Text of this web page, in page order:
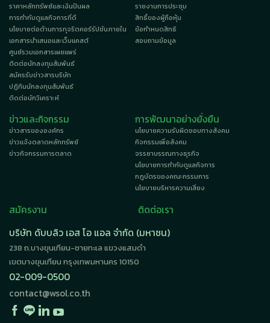
ราคาหลักทรัพย์และเงินปันผล
การกำกับดูแลกิจการที่ดี
นโยบายต่อต้านการทุจริตคอร์รัปชันภายใน
เอกสารนำเสนอและเว็บแคสต์
ศูนย์รวมเอกสารเผยแพร่
ติดต่อนักลงทุนสัมพันธ์
สมัครรับข่าวสารบริษัท
ปฏิทินนักลงทุนสัมพันธ์
ติดต่อนักวิเคราะห์
รายงานการประชุม
สิทธิ์ของผู้ถือหุ้น
ข้อกำหนดสิทธิ
สอบถามข้อมูล
ข่าวและกิจกรรม
ข่าวสารขององค์กร
ข่าวแจ้งตลาดหลักทรัพย์
ข่าวกิจกรรมการตลาด
การพัฒนาอย่างยั่งยืน
นโยบายความรับผิดชอบทางสังคม
กิจกรรมเพื่อสังคม
จรรยาบรรณทางธุรกิจ
นโยบายการกำกับดูแลกิจการ
กฎบัตรของคณะกรรมการ
นโยบายบริหารความเสี่ยง
สมัครงาน
ติดต่อเรา
บริษัท ดับบลิว เอส โอ แอล จำกัด (มหาชน)
238 ถ.บางขุนเทียน-ชายทะเล แขวงแสมดำ
เขตบางขุนเทียน กรุงเทพมหานคร 10150
02-009-0500
contact@wsol.co.th